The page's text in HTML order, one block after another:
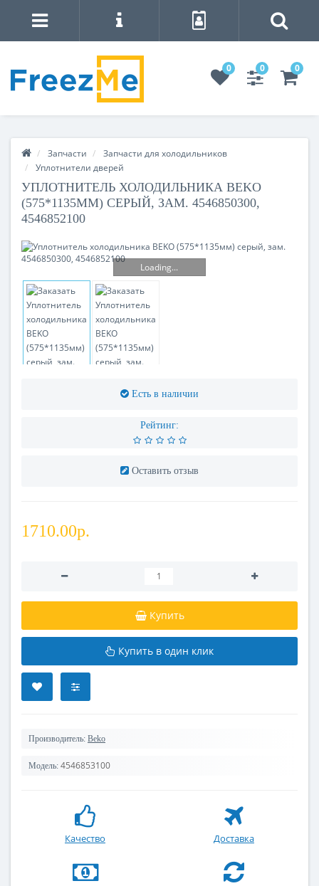
0 0 0
Запчасти
Запчасти для холодильников
Уплотнители дверей
УПЛОТНИТЕЛЬ ХОЛОДИЛЬНИКА BEKO
(575*1135ММ) СЕРЫЙ, ЗАМ. 4546850300,
4546852100
Loading...
Есть в наличии
Рейтинг:
Оставить отзыв
1710.00р.
Купить
Купить в один клик
Производитель: Beko
Модель: 4546853100
Качество Доставка